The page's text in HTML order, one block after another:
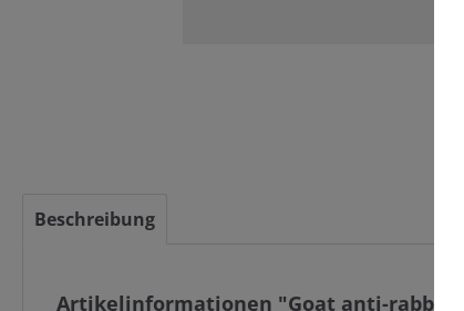
Beschreibung
Artikelinformationen "Goat anti-rabbit